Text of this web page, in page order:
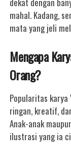
mahal. Kadang,
mata yang jeli
Mengapa
Orang?
Popularitas
ringan, kreatif,
Anak-anak
ilustrasi yang ia